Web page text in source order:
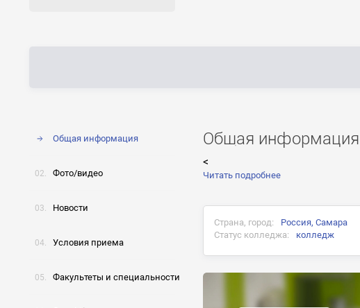
Общая информация
Фото/видео
Новости
Условия приема
Факультеты и специальности
Общая информация
<
Читать подробнее
Страна, город: Россия, Самара
Статус колледжа:
колледж
Документ об окончании:
Диплом государственного